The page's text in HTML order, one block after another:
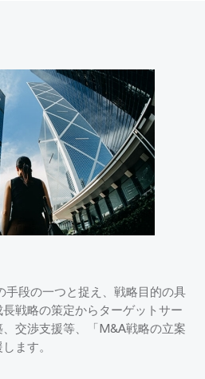
手段の一つと捉え、戦略目的の具
戦略の策定からターゲットサー
交渉支援等、「M&A戦略の立案
ます。